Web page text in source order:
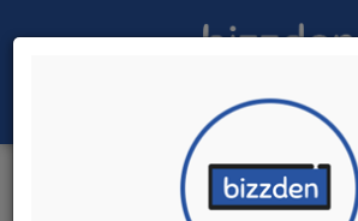
Ara:
Orman Ürünleri